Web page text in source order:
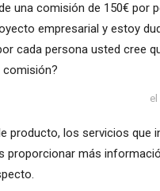
una comisión de 150€ por
empresarial y estoy
cada persona usted cree
comisión?
el
producto, los servicios que
proporcionar más